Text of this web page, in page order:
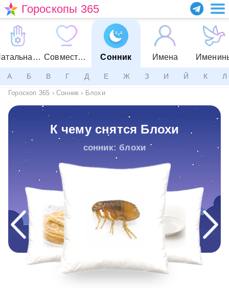
Гороскопы 365
Натальная карта Совместимость Сонник Имена
А Б В Г Д Е Ж З И Й К Л
Гороскоп 365 › Сонник › Блохи
К чему снятся Блохи
сонник: блохи